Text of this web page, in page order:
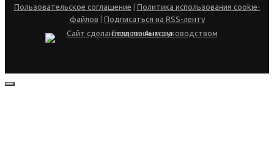
Пользовательское соглашение
Политика использования cookie-
файлов
Подписаться на RSS-ленту